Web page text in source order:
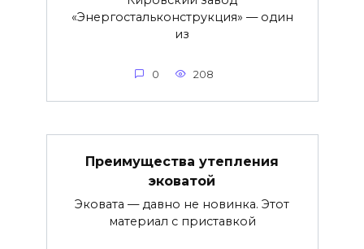
«Энергостальконструкция» — один
из
0 208
Преимущества утепления
эковатой
Эковата — давно не новинка. Этот
материал с приставкой